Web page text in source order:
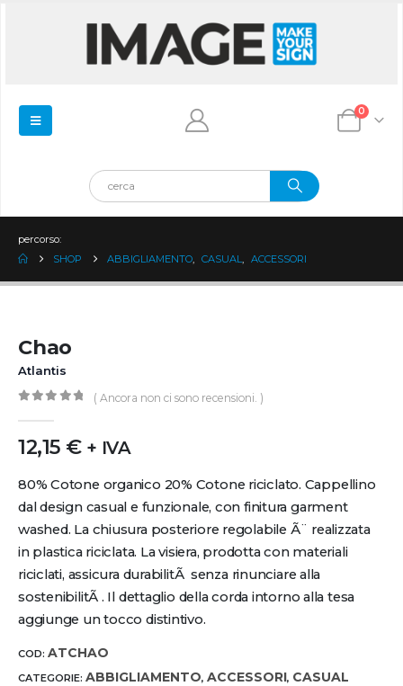
0
percorso:
SHOP
ABBIGLIAMENTO CASUAL ACCESSORI
Chao
Atlantis
( Ancora non ci sono recensioni. )
12,15 € + IVA
80% Cotone organico 20% Cotone riciclato. Cappellino
dal design casual e funzionale, con finitura garment
washed. La chiusura posteriore regolabile Ã¨ realizzata
in plastica riciclata. La visiera, prodotta con materiali
riciclati, assicura durabilitÃ senza rinunciare alla
sostenibilitÃ . Il dettaglio della corda intorno alla tesa
aggiunge un tocco distintivo.
COD: ATCHAO
CATEGORIE: ABBIGLIAMENTO, ACCESSORI, CASUAL